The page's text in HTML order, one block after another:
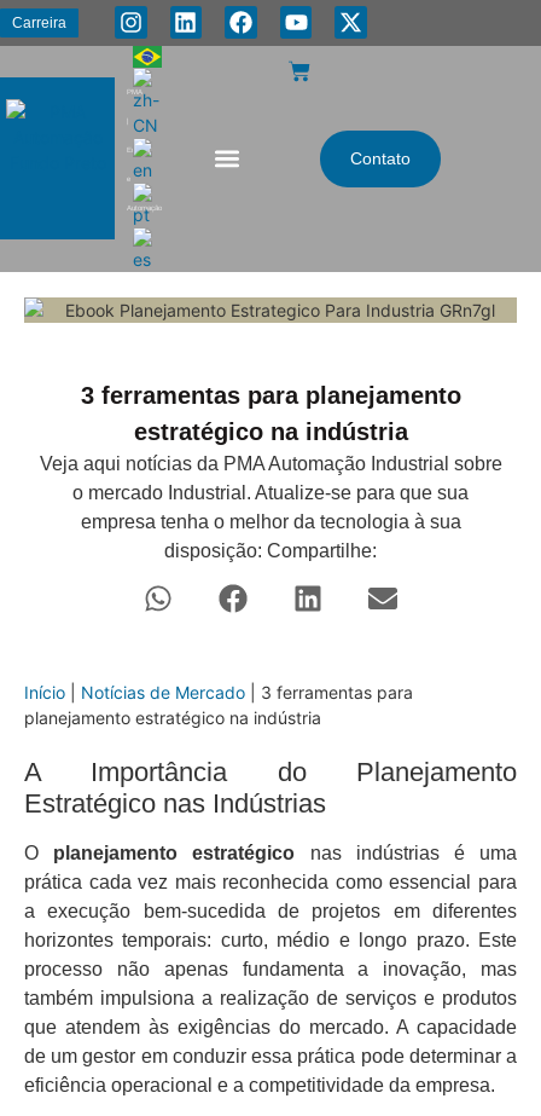
Carreira
PMA
Energia
e
Automação
Contato
3 ferramentas para planejamento
estratégico na indústria
Veja aqui notícias da PMA Automação Industrial sobre
o mercado Industrial. Atualize-se para que sua
empresa tenha o melhor da tecnologia à sua
disposição: Compartilhe:
Início Notícias de Mercado
3 ferramentas para
planejamento estratégico na indústria
A Importância do Planejamento
Estratégico nas Indústrias
O planejamento estratégico nas indústrias é uma
prática cada vez mais reconhecida como essencial para
a execução bem-sucedida de projetos em diferentes
horizontes temporais: curto, médio e longo prazo. Este
processo não apenas fundamenta a inovação, mas
também impulsiona a realização de serviços e produtos
que atendem às exigências do mercado. A capacidade
de um gestor em conduzir essa prática pode determinar a
eficiência operacional e a competitividade da empresa.